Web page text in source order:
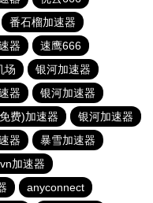
番石榴加速器
器
速鹰666
场
银河加速器
器
银河加速器
费)加速器
银河加速器
器
暴雪加速器
加速器
anyconnect